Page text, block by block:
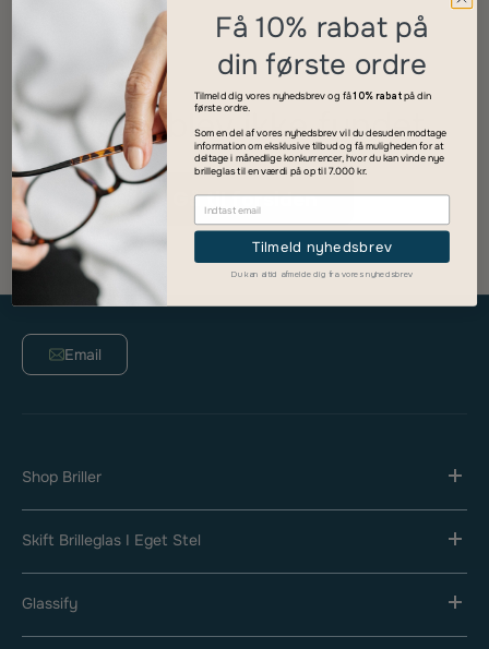
Siden blev ikke fundet
Gå til forsiden
Email
Shop Briller
Skift Brilleglas I Eget Stel
Glassify
Få 10% rabat på
din første ordre
Tilmeld dig vores nyhedsbrev og få10% rabatpå din
første ordre.
Som en del af vores nyhedsbrev vil du desuden modtage
information om eksklusive tilbud og få muligheden for at
deltage i månedlige konkurrencer, hvor du kan vinde nye
brilleglas til en værdi på op til 7.000 kr.
Tilmeld nyhedsbrev
Du kan altid afmelde dig fra vores nyhedsbrev